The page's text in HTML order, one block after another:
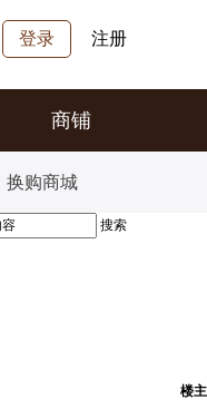
登录 注册
商铺
换购商城
搜索
楼主